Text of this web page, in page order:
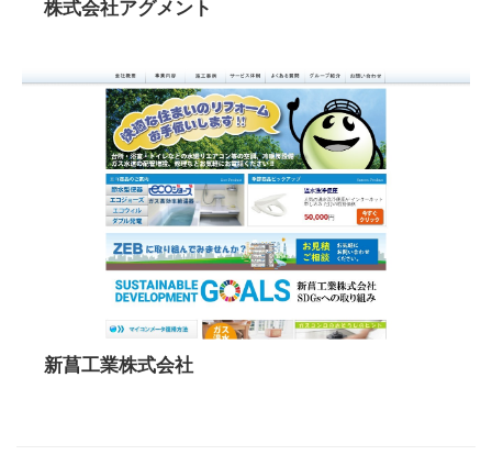
株式会社アグメント
新菖工業株式会社